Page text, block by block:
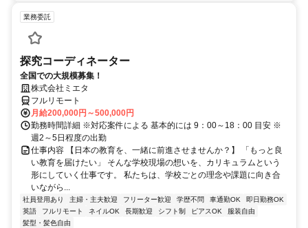
業務委託
探究コーディネーター
全国での大規模募集！
株式会社ミエタ
フルリモート
月給200,000円～500,000円
勤務時間詳細 ※対応案件による 基本的には 9：00～18：00 目安 ※
週2～5日程度の出勤
仕事内容 【日本の教育を、一緒に前進させませんか？】 「もっと良
い教育を届けたい」 そんな学校現場の想いを、カリキュラムという
形にしていく仕事です。 私たちは、学校ごとの理念や課題に向き合
いながら...
社員登用あり 主婦・主夫歓迎 フリーター歓迎 学歴不問 車通勤OK
即日勤務OK
英語
フルリモート ネイルOK 長期歓迎 シフト制 ピアスOK
服装自由
髪型・髪色自由